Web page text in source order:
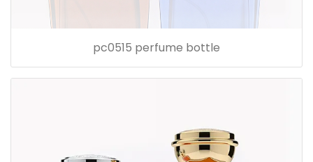
pc0515 perfume bottle